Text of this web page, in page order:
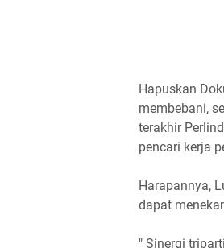
Hapuskan
membebani,
terakhir
pencari kerja
Harapannya,
dapat
" Sinergi